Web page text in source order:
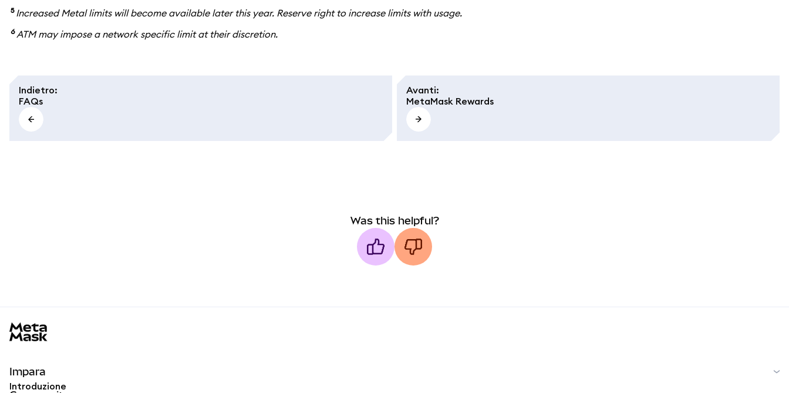
5 Increased Metal limits will become available later this year. Reserve right to increase limits with usage.
6ATM may impose a network specific limit at their discretion.
Indietro:
FAQs
Avanti:
MetaMask Rewards
Was this helpful?
Impara
Introduzione